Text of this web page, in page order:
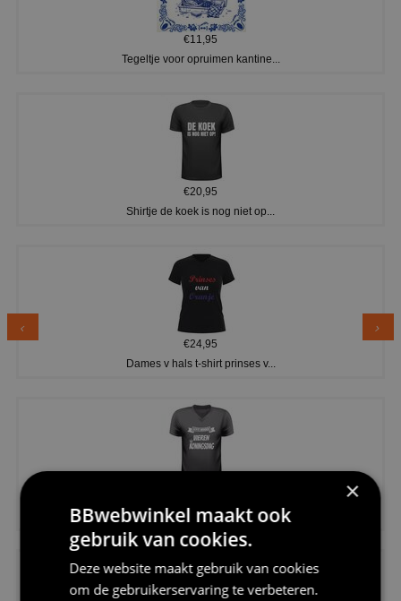
€11,95
Tegeltje voor opruimen kantine...
€20,95
Shirtje de koek is nog niet op...
€24,95
Dames v hals t-shirt prinses v...
Koningsdag shirt heren v-hals ...
×
BBwebwinkel maakt ook
gebruik van cookies.
Deze website maakt gebruik van cookies
om de gebruikerservaring te verbeteren.